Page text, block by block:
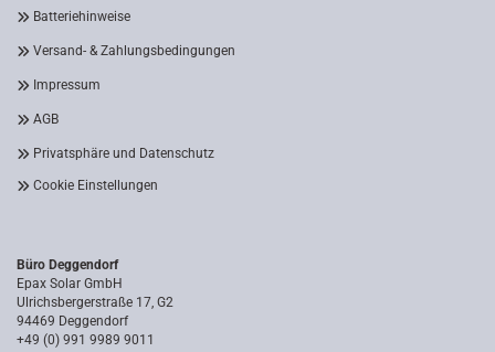
Batteriehinweise
Versand- & Zahlungsbedingungen
Impressum
AGB
Privatsphäre und Datenschutz
Cookie Einstellungen
Büro Deggendorf
Epax Solar GmbH
Ulrichsbergerstraße 17, G2
94469 Deggendorf
+49 (0) 991 9989 9011